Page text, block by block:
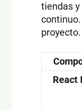
tiendas
proyecto.
React